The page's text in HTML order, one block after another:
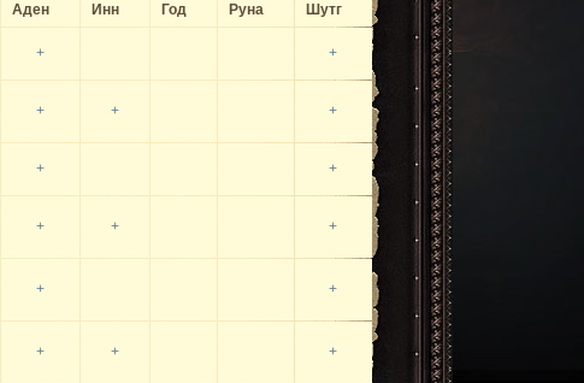
Аден Инн Год Руна Шутг
+ +
+ + +
+ +
+ + +
+ +
+ + +